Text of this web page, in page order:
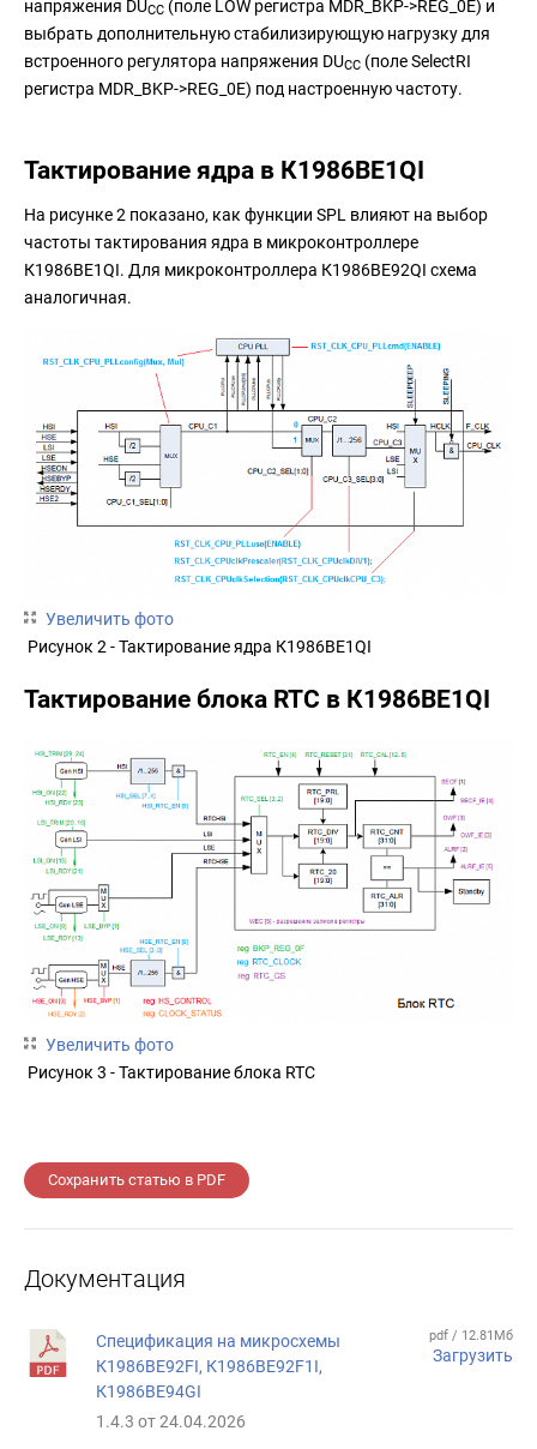
напряжения DUCC (поле LOW регистра MDR_BKP->REG_0E) и
выбрать дополнительную стабилизирующую нагрузку для
встроенного регулятора напряжения DUCC (поле SelectRI
регистра MDR_BKP->REG_0E) под настроенную частоту.
Тактирование ядра в К1986ВЕ1QI
На рисунке 2 показано, как функции SPL влияют на выбор
частоты тактирования ядра в микроконтроллере
К1986ВЕ1QI. Для микроконтроллера К1986ВЕ92QI схема
аналогичная.
Увеличить фото
Рисунок 2 - Тактирование ядра К1986ВЕ1QI
Тактирование блока RTC в К1986ВЕ1QI
Увеличить фото
Рисунок 3 - Тактирование блока RTC
Сохранить статью в PDF
Документация
Спецификация на микросхемы
К1986ВЕ92FI, К1986ВЕ92F1I,
К1986ВЕ94GI
1.4.3 от 24.04.2026
pdf / 12.81Мб
Загрузить